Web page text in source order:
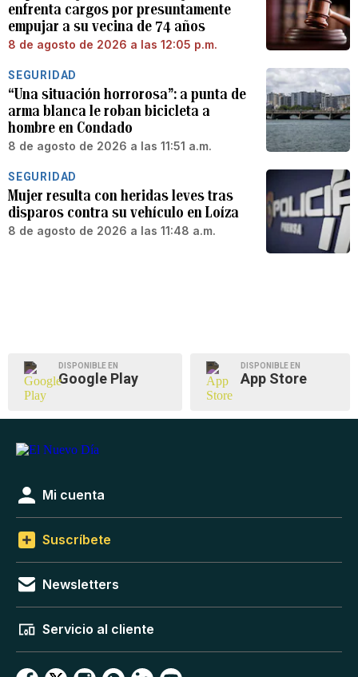
enfrenta cargos por presuntamente
empujar a su vecina de 74 años
8 de agosto de 2026 a las 12:05 p.m.
SEGURIDAD
“Una situación horrorosa”: a punta de
arma blanca le roban bicicleta a
hombre en Condado
8 de agosto de 2026 a las 11:51 a.m.
SEGURIDAD
Mujer resulta con heridas leves tras
disparos contra su vehículo en Loíza
8 de agosto de 2026 a las 11:48 a.m.
DISPONIBLE EN
Google Play
DISPONIBLE EN
App Store
Mi cuenta
Suscríbete
Newsletters
Servicio al cliente